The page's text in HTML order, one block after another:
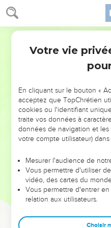
NE MANQUEZ
DE
ET SI LEURS ERREURS
leur foi ou leur vision. Mais on
et les saisons difficiles qu'ils
sont elles qui
Dans cette conférence,
clés pour avancer avec plus
Votre vie
En cliquant sur le bouton «
acceptez que TopChrétien
cookies ou l'identifiant
traite vos données à
données de navigation et
votre compte utilisateur)
Mesurer l'audience de
Vous permettre d'utiliser
vidéo, des cartes du
Vous permettre d'entrer
relation aux utilisateurs.
Choisir